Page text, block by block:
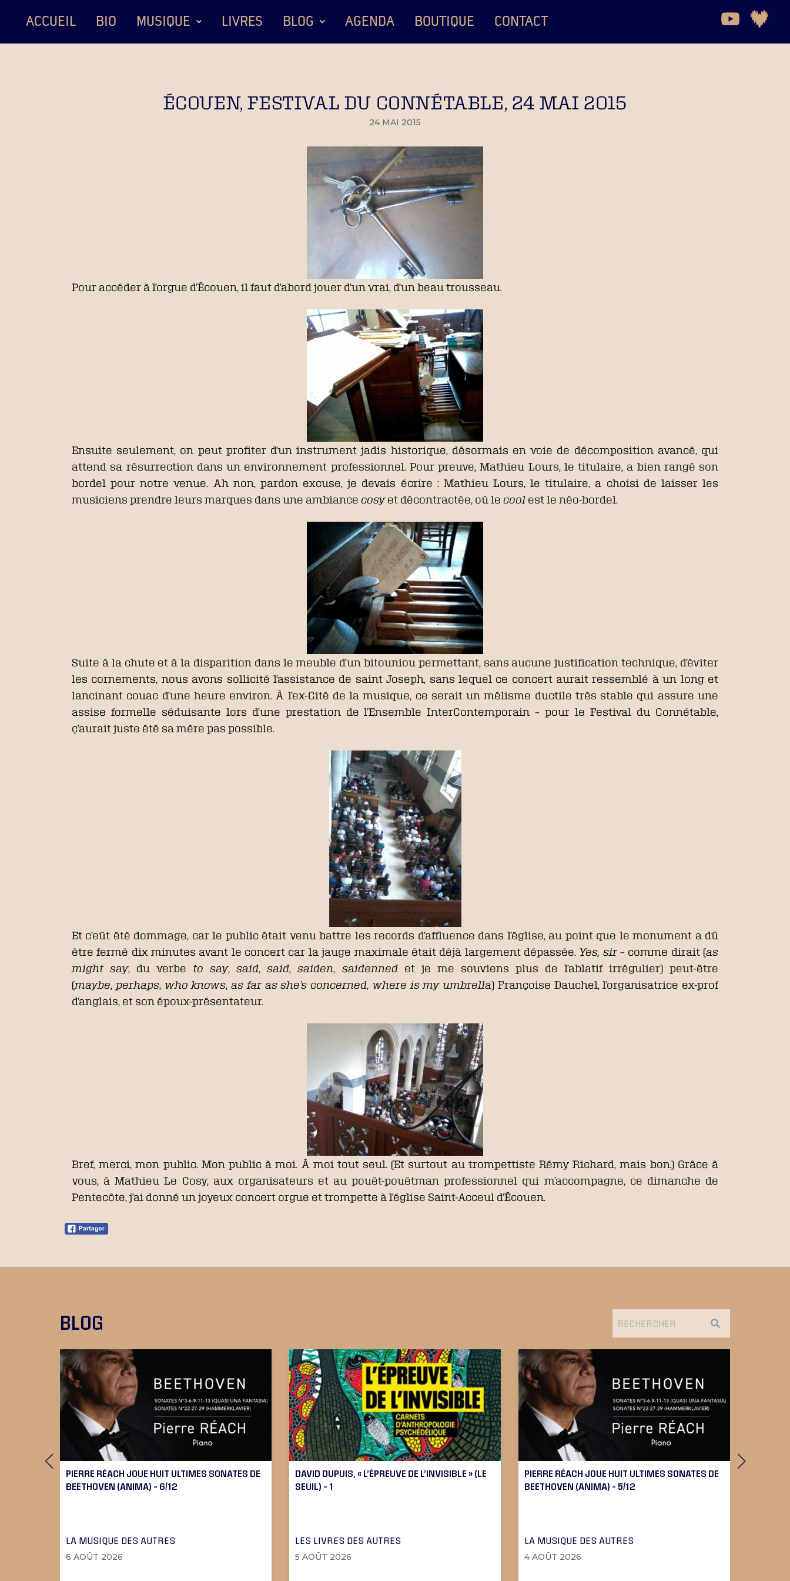
ACCUEIL BIO MUSIQUE LIVRES BLOG AGENDA BOUTIQUE CONTACT
ÉCOUEN, FESTIVAL DU CONNÉTABLE, 24 MAI 2015
24 MAI 2015
Pour accéder à l’orgue d’Écouen, il faut d’abord jouer d’un vrai, d’un beau trousseau.
Ensuite seulement, on peut profiter d’un instrument jadis historique, désormais en voie de décomposition avancé, qui
attend sa résurrection dans un environnement professionnel. Pour preuve, Mathieu Lours, le titulaire, a bien rangé son
bordel pour notre venue. Ah non, pardon excuse, je devais écrire : Mathieu Lours, le titulaire, a choisi de laisser les
musiciens prendre leurs marques dans une ambiance cosyet décontractée, où le cool est le néo-bordel.
Suite à la chute et à la disparition dans le meuble d’un bitouniou permettant, sans aucune justification technique, d’éviter
les cornements, nous avons sollicité l’assistance de saint Joseph, sans lequel ce concert aurait ressemblé à un long et
lancinant couac d’une heure environ. À l’ex-Cité de la musique, ce serait un mélisme ductile très stable qui assure une
assise formelle séduisante lors d’une prestation de l’Ensemble InterContemporain – pour le Festival du Connétable,
ç’aurait juste été sa mère pas possible.
Et c’eût été dommage, car le public était venu battre les records d’affluence dans l’église, au point que le monument a dû
être fermé dix minutes avant le concert car la jauge maximale était déjà largement dépassée. Yes, sir– comme dirait (as
might say, du verbe to say, said, said, saiden, saidennedet je me souviens plus de l’ablatif irrégulier) peut-être
(maybe, perhaps, who knows, as far as she’s concerned, where is my umbrella) Françoise Dauchel, l’organisatrice ex-prof
d’anglais, et son époux-présentateur.
Bref, merci, mon public. Mon public à moi. À moi tout seul. (Et surtout au trompettiste Rémy Richard, mais bon.) Grâce à
vous, à Mathieu Le Cosy, aux organisateurs et au pouët-pouëtman professionnel qui m’accompagne, ce dimanche de
Pentecôte, j’ai donné un joyeux concert orgue et trompette à l’église Saint-Acceul d’Écouen.
BLOG
PIERRE RÉACH JOUE HUIT ULTIMES SONATES DE
BEETHOVEN (ANIMA) – 6/12
LA MUSIQUE DES AUTRES
6 AOÛT 2026
DAVID DUPUIS, « L’ÉPREUVE DE L’INVISIBLE » (LE
SEUIL) – 1
LES LIVRES DES AUTRES
5 AOÛT 2026
PIERRE RÉACH JOUE HUIT ULTIMES SONATES DE
BEETHOVEN (ANIMA) – 5/12
LA MUSIQUE DES AUTRES
4 AOÛT 2026